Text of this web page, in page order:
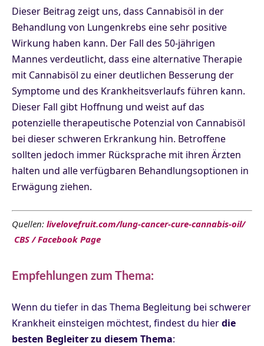
Dieser Beitrag zeigt uns, dass Cannabisöl in der
Behandlung von Lungenkrebs eine sehr positive
Wirkung haben kann. Der Fall des 50-jährigen
Mannes verdeutlicht, dass eine alternative Therapie
mit Cannabisöl zu einer deutlichen Besserung der
Symptome und des Krankheitsverlaufs führen kann.
Dieser Fall gibt Hoffnung und weist auf das
potenzielle therapeutische Potenzial von Cannabisöl
bei dieser schweren Erkrankung hin. Betroffene
sollten jedoch immer Rücksprache mit ihren Ärzten
halten und alle verfügbaren Behandlungsoptionen in
Erwägung ziehen.
Quellen: livelovefruit.com/lung-cancer-cure-cannabis-oil/
CBS /Facebook Page
Empfehlungen zum Thema:
Wenn du tiefer in das Thema Begleitung bei schwerer
Krankheit einsteigen möchtest, findest du hierdie
besten Begleiter zu diesem Thema: